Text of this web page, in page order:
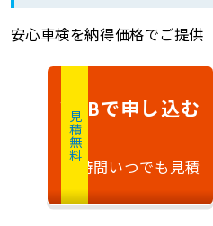
安心車検を納得価格でご提供
見積無料
WEBで申し込む
24時間いつでも見積